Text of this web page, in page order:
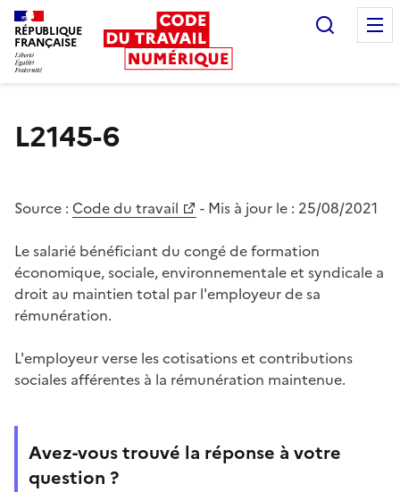
RÉPUBLIQUE
FRANÇAISE
L2145-6
Source : Code du travail - Mis à jour le : 25/08/2021
Le salarié bénéficiant du congé de formation
économique, sociale, environnementale et syndicale a
droit au maintien total par l'employeur de sa
rémunération.
L'employeur verse les cotisations et contributions
sociales afférentes à la rémunération maintenue.
Avez-vous trouvé la réponse à votre
question ?